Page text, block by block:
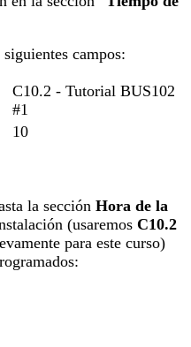
campos:
C10.2 - Tutorial BUS102
#1
10
la sección Hora de la
(usaremos C10.2
para este curso)